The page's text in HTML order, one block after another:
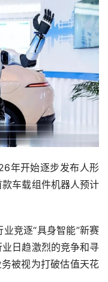
年开始逐步发布人形
车载组件机器人预计
竞逐“具身智能”新赛
日趋激烈的竞争和寻
被视为打破估值天花